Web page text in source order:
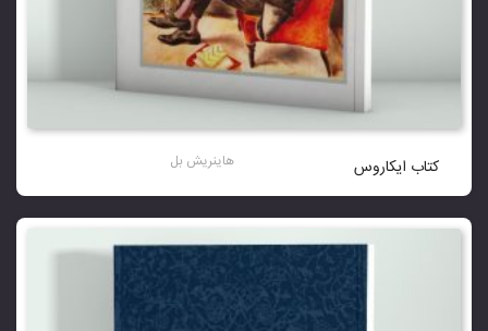
کتاب ایکاروس هاینریش بل